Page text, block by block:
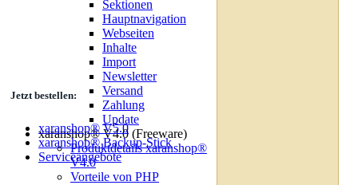
Sektionen
Hauptnavigation
Webseiten
Inhalte
Import
Newsletter
Versand
Zahlung
Update
xaranshop® V4.0 (Freeware)
Produktdetails xaranshop®
V4.0
Vorteile von PHP
Jetzt bestellen:
xaranshop® V5.0
xaranshop® Backup-Stick
Serviceangebote